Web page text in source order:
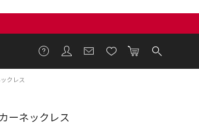
クレス
ーネックレス